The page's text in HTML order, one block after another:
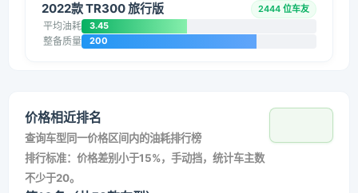
2022款 TR300 旅行版 2444 位车友
平均油耗 3.45
整备质量 200
价格相近排名
查询车型同一价格区间内的油耗排行榜
排行标准：价格差别小于15%，手动挡，统计车主数
不少于20。